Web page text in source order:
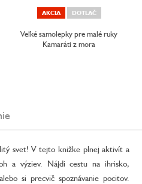
AKCIA DOTLAČ
Veľké samolepky pre malé ruky
Kamaráti z mora
svet! V tejto knižke plnej aktivít a
a výziev. Nájdi cestu na ihrisko,
si precvič spoznávanie pocitov.